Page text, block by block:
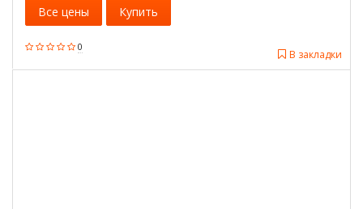
0
В закладки
Все цены Купить